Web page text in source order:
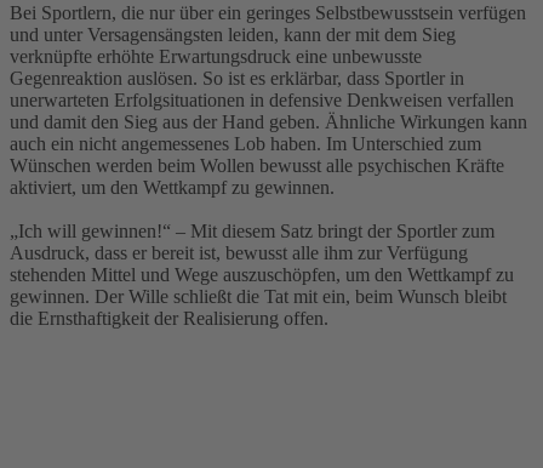
Bei Sportlern, die nur über ein geringes Selbstbewusstsein verfügen
und unter Versagensängsten leiden, kann der mit dem Sieg
verknüpfte erhöhte Erwartungsdruck eine unbewusste
Gegenreaktion auslösen. So ist es erklärbar, dass Sportler in
unerwarteten Erfolgsituationen in defensive Denkweisen verfallen
und damit den Sieg aus der Hand geben. Ähnliche Wirkungen kann
auch ein nicht angemessenes Lob haben. Im Unterschied zum
Wünschen werden beim Wollen bewusst alle psychischen Kräfte
aktiviert, um den Wettkampf zu gewinnen.
„Ich will gewinnen!“ – Mit diesem Satz bringt der Sportler zum
Ausdruck, dass er bereit ist, bewusst alle ihm zur Verfügung
stehenden Mittel und Wege auszuschöpfen, um den Wettkampf zu
gewinnen. Der Wille schließt die Tat mit ein, beim Wunsch bleibt
die Ernsthaftigkeit der Realisierung offen.